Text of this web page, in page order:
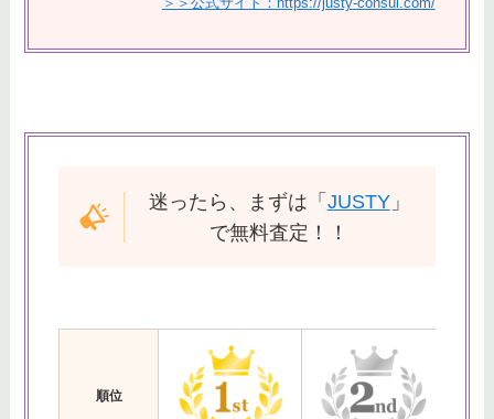
迷ったら、まずは「 JUSTY」
で無料査定！！
順位